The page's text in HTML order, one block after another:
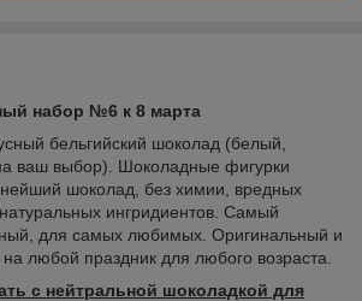
набор №6 к 8 марта
бельгийский шоколад (белый,
ваш выбор). Шоколадные фигурки
шоколад, без химии, вредных
ингридиентов. Самый
для самых любимых. Оригинальный и
любой праздник для любого возраста.
с нейтральной шоколадкой для